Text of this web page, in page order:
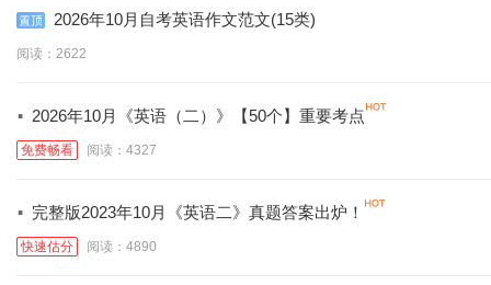
2026年10月自考英语作文范文(15类)
阅读：2622
· 2026年10月《英语（二）》【50个】重要考点
免费畅看 阅读：4327
· 完整版2023年10月《英语二》真题答案出炉！
快速估分 阅读：4890